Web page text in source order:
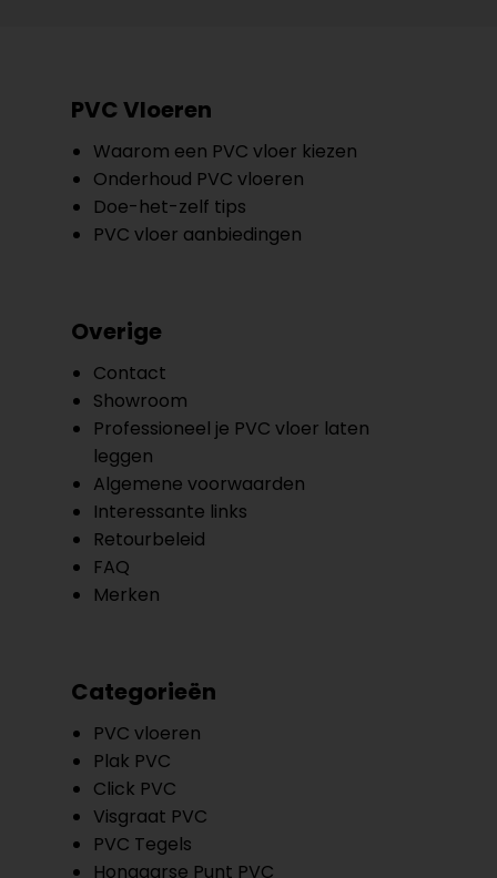
PVC Vloeren
Waarom een PVC vloer kiezen
Onderhoud PVC vloeren
Doe-het-zelf tips
PVC vloer aanbiedingen
Overige
Contact
Showroom
Professioneel je PVC vloer laten
leggen
Algemene voorwaarden
Interessante links
Retourbeleid
FAQ
Merken
Categorieën
PVC vloeren
Plak PVC
Click PVC
Visgraat PVC
PVC Tegels
Hongaarse Punt PVC